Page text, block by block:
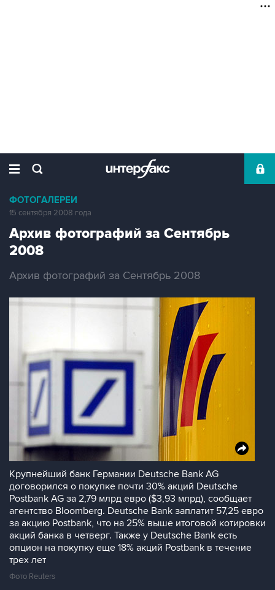
ФОТОГАЛЕРЕИ
15 сентября 2008 года
Архив фотографий за Сентябрь
2008
Архив фотографий за Сентябрь 2008
Крупнейший банк Германии Deutsche Bank AG
договорился о покупке почти 30% акций Deutsche
Postbank AG за 2,79 млрд евро ($3,93 млрд), сообщает
агентство Bloomberg. Deutsche Bank заплатит 57,25 евро
за акцию Postbank, что на 25% выше итоговой котировки
акций банка в четверг. Также у Deutsche Bank есть
опцион на покупку еще 18% акций Postbank в течение
трех лет
Фото Reuters